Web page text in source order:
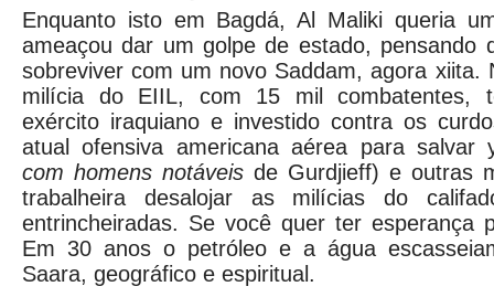
Enquanto isto em Bagdá, Al Maliki queria
ameaçou dar um golpe de estado, pensando
sobreviver com um novo Saddam, agora xiita.
milícia do EIIL, com 15 mil combatentes,
exército iraquiano e investido contra os
atual ofensiva americana aérea para
com homens notáveis de Gurdjieff) e outras
trabalheira desalojar as milícias do
entrincheiradas. Se você quer ter esperança
Em 30 anos o petróleo e a água
Saara, geográfico e espiritual.